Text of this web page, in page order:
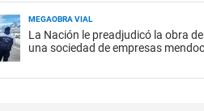
MEGAOBRA VIAL
La Nación le preadjudicó la obra
una sociedad de empresas